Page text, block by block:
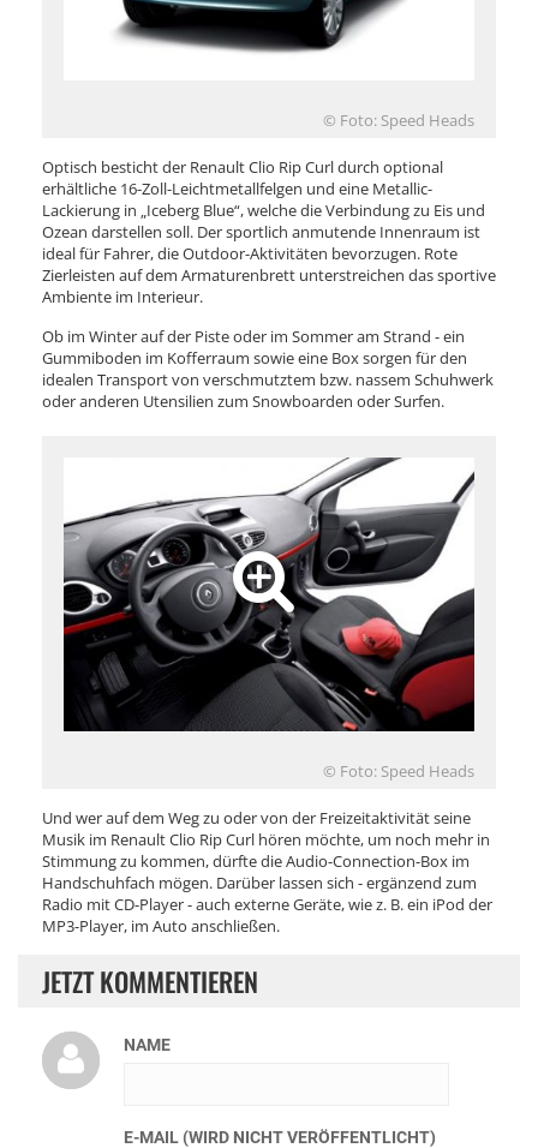
© Foto: Speed Heads
Optisch besticht der Renault Clio Rip Curl durch optional
erhältliche 16-Zoll-Leichtmetallfelgen und eine Metallic-
Lackierung in „Iceberg Blue“, welche die Verbindung zu Eis und
Ozean darstellen soll. Der sportlich anmutende Innenraum ist
ideal für Fahrer, die Outdoor-Aktivitäten bevorzugen. Rote
Zierleisten auf dem Armaturenbrett unterstreichen das sportive
Ambiente im Interieur.
Ob im Winter auf der Piste oder im Sommer am Strand - ein
Gummiboden im Kofferraum sowie eine Box sorgen für den
idealen Transport von verschmutztem bzw. nassem Schuhwerk
oder anderen Utensilien zum Snowboarden oder Surfen.
© Foto: Speed Heads
Und wer auf dem Weg zu oder von der Freizeitaktivität seine
Musik im Renault Clio Rip Curl hören möchte, um noch mehr in
Stimmung zu kommen, dürfte die Audio-Connection-Box im
Handschuhfach mögen. Darüber lassen sich - ergänzend zum
Radio mit CD-Player - auch externe Geräte, wie z. B. ein iPod der
MP3-Player, im Auto anschließen.
JETZT KOMMENTIEREN
NAME
E-MAIL (WIRD NICHT VERÖFFENTLICHT)